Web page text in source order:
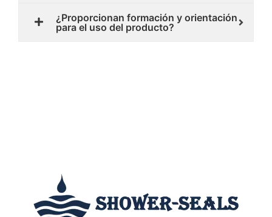
¿Proporcionan formación y orientación
para el uso del producto?